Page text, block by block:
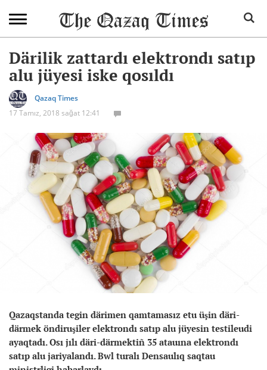
Därilik zattardı elektrondı satıp
alu jüyesi iske qosıldı
Qazaq Times
17 Tamız, 2018 sağat 12:41
Qazaqstanda tegin därimen qamtamasız etu üşin däri-
därmek öndiruşiler elektrondı satıp alu jüyesin testileudi
ayaqtadı. Osı jılı däri-därmektiñ 35 atauına elektrondı
satıp alu jariyalandı. Bwl turalı Densaulıq saqtau